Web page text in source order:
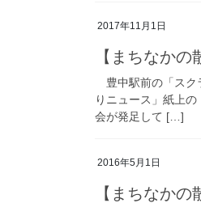
2017年11月1日
【まちなか
豊中駅前の「スク
りニュース」紙上
会が発足して […]
2016年5月1日
【まちなか